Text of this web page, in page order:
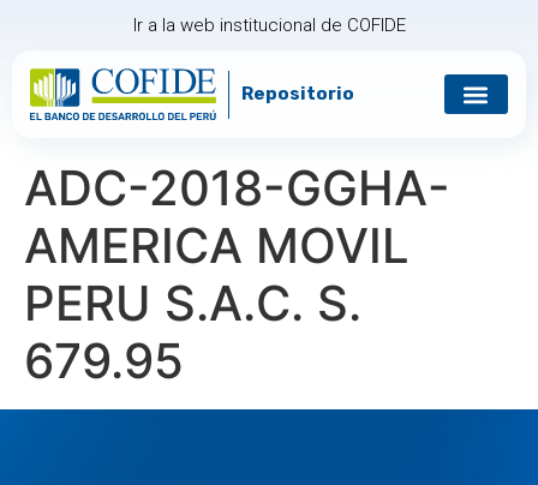
Ir a la web institucional de COFIDE
Repositorio
ADC-2018-GGHA-
AMERICA MOVIL
PERU S.A.C. S.
679.95